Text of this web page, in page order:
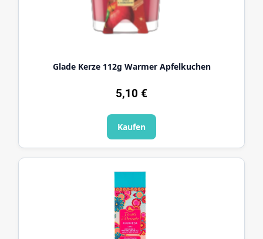
Glade Kerze 112g Warmer Apfelkuchen
5,10 €
Kaufen